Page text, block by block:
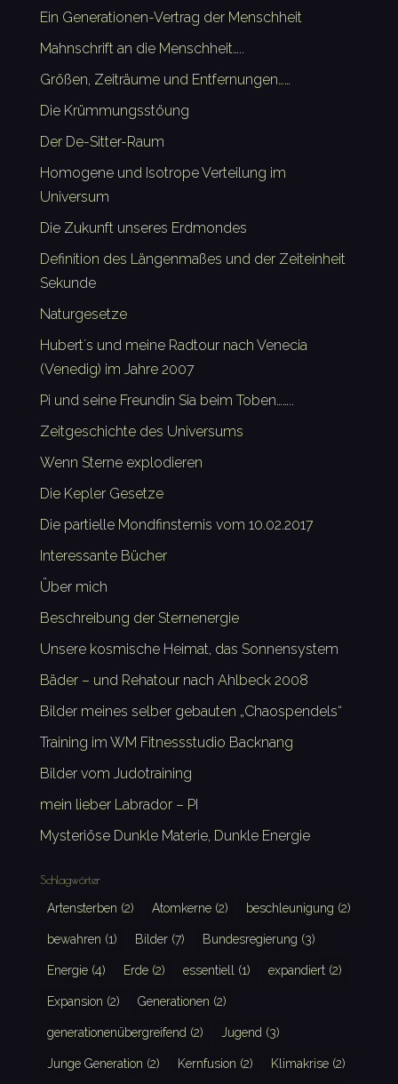
Ein Generationen-Vertrag der Menschheit
Mahnschrift an die Menschheit…..
Größen, Zeiträume und Entfernungen……
Die Krümmungsstöung
Der De-Sitter-Raum
Homogene und Isotrope Verteilung im
Universum
Die Zukunft unseres Erdmondes
Definition des Längenmaßes und der Zeiteinheit
Sekunde
Naturgesetze
Hubert´s und meine Radtour nach Venecia
(Venedig) im Jahre 2007
Pi und seine Freundin Sia beim Toben……..
Zeitgeschichte des Universums
Wenn Sterne explodieren
Die Kepler Gesetze
Die partielle Mondfinsternis vom 10.02.2017
Interessante Bücher
Über mich
Beschreibung der Sternenergie
Unsere kosmische Heimat, das Sonnensystem
Bäder – und Rehatour nach Ahlbeck 2008
Bilder meines selber gebauten „Chaospendels“
Training im WM Fitnessstudio Backnang
Bilder vom Judotraining
mein lieber Labrador – PI
Mysteriöse Dunkle Materie, Dunkle Energie
Schlagwörter
Artensterben (2) Atomkerne(2) beschleunigung (2)
bewahren (1) Bilder(7) Bundesregierung (3)
Energie(4) Erde(2) essentiell (1) expandiert(2)
Expansion (2) Generationen (2)
generationenübergreifend (2) Jugend (3)
Junge Generation (2) Kernfusion (2) Klimakrise(2)